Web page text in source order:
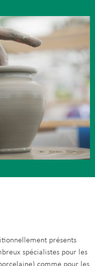
présents
spécialistes pour les
comme pour les